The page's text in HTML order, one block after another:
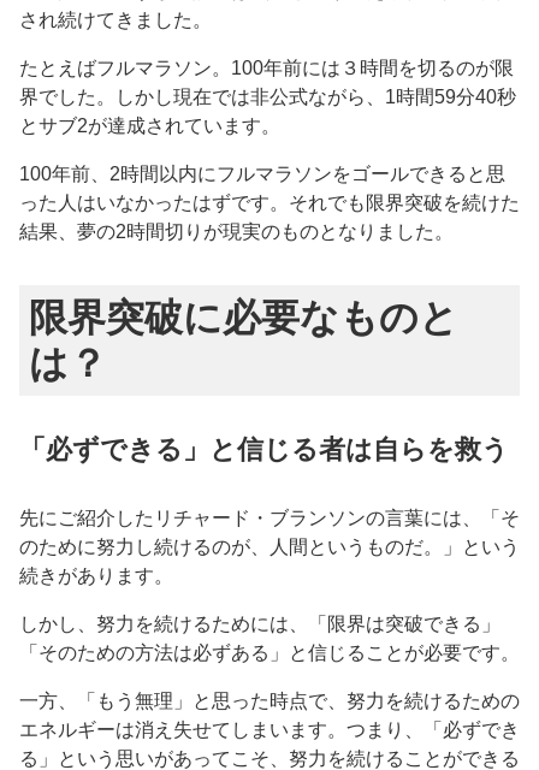
され続けてきました。
たとえばフルマラソン。100年前には３時間を切るのが限
界でした。しかし現在では非公式ながら、1時間59分40秒
とサブ2が達成されています。
100年前、2時間以内にフルマラソンをゴールできると思
った人はいなかったはずです。それでも限界突破を続けた
結果、夢の2時間切りが現実のものとなりました。
限界突破に必要なものと
は？
「必ずできる」と信じる者は自らを救う
先にご紹介したリチャード・ブランソンの言葉には、「そ
のために努力し続けるのが、人間というものだ。」という
続きがあります。
しかし、努力を続けるためには、「限界は突破できる」
「そのための方法は必ずある」と信じることが必要です。
一方、「もう無理」と思った時点で、努力を続けるための
エネルギーは消え失せてしまいます。つまり、「必ずでき
る」という思いがあってこそ、努力を続けることができる